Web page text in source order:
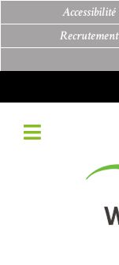
Accessibilité
Recrutement